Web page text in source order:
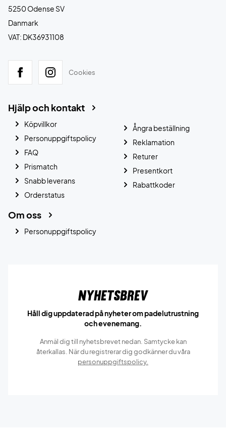
5250 Odense SV
Danmark
VAT: DK36931108
Cookies
Hjälp och kontakt
Köpvillkor
Personuppgiftspolicy
FAQ
Prismatch
Snabb leverans
Orderstatus
Ångra beställning
Reklamation
Returer
Presentkort
Rabattkoder
Om oss
Personuppgiftspolicy
Nyhetsbrev
Håll dig uppdaterad på nyheter om padelutrustning
och evenemang.
Anmäl dig till nyhetsbrevet nedan. Samtycke kan
återkallas. När du registrerar dig godkänner du våra
personuppgiftspolicy.